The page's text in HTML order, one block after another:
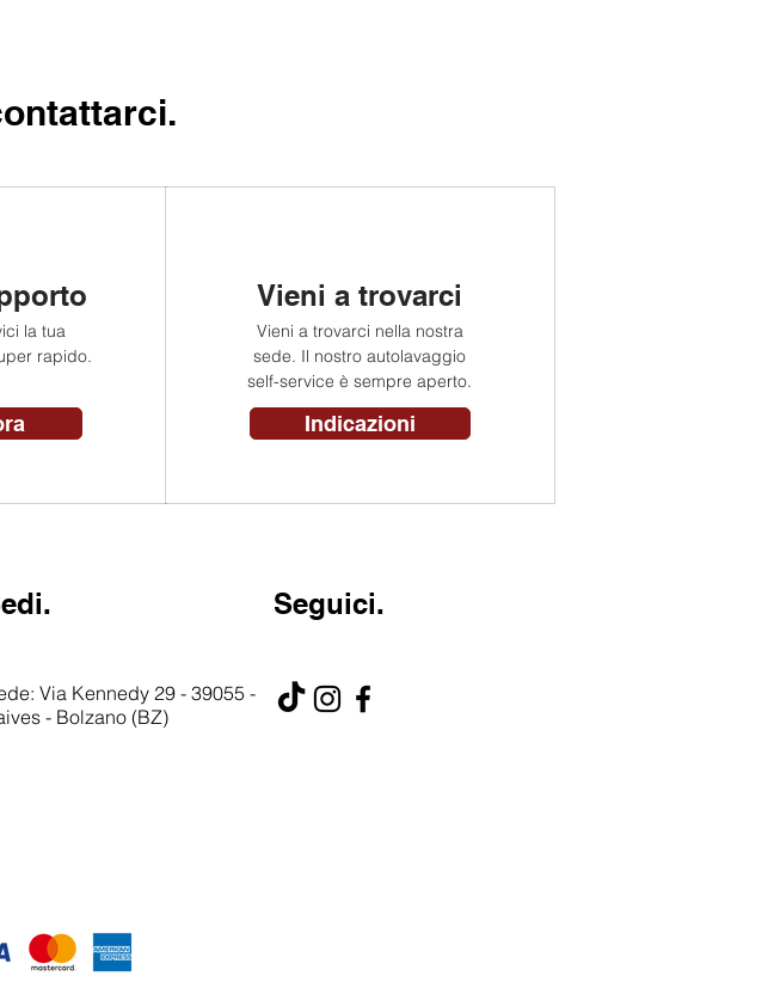
la tua
rapido.
Vieni a trovarci
Vieni a trovarci nella nostra
sede. Il nostro autolavaggio
self-service è sempre aperto.
Indicazioni
Seguici.
Via Kennedy 29 - 39055 -
- Bolzano (BZ)